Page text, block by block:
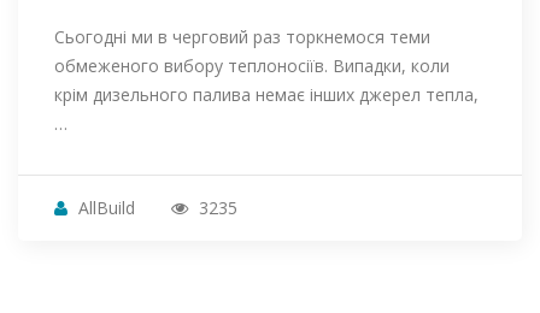
Сьогодні ми в черговий раз торкнемося теми
обмеженого вибору теплоносіїв. Випадки, коли
крім дизельного палива немає інших джерел тепла,
…
AllBuild 3235